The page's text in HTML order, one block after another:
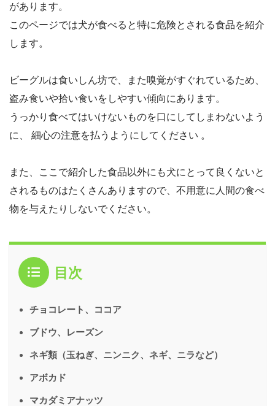
があります。
このページでは犬が食べると特に危険とされる食品を紹介
します。
ビーグルは食いしん坊で、また嗅覚がすぐれているため、
盗み食いや拾い食いをしやすい傾向にあります。
うっかり食べてはいけないものを口にしてしまわないよう
に、 細心の注意を払うようにしてください 。
また、ここで紹介した食品以外にも犬にとって良くないと
されるものはたくさんありますので、不用意に人間の食べ
物を与えたりしないでください。
目次
チョコレート、ココア
ブドウ、レーズン
ネギ類（玉ねぎ、ニンニク、ネギ、ニラなど）
アボカド
マカダミアナッツ